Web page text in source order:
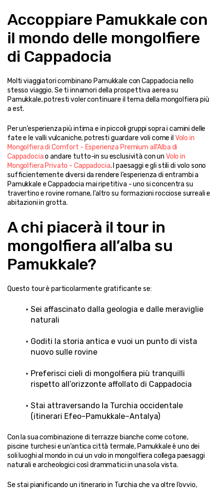
Accoppiare Pamukkale con
il mondo delle mongolfiere
di Cappadocia
Molti viaggiatori combinano Pamukkale con Cappadocia nello
stesso viaggio. Se ti innamori della prospettiva aerea su
Pamukkale, potresti voler continuare il tema della mongolfiera più
a est.
Per un’esperienza più intima e in piccoli gruppi sopra i camini delle
fate e le valli vulcaniche, potresti guardare voli come il Volo in
Mongolfiera di Comfort - Esperienza Premium all'Alba di
Cappadocia o andare tutto-in su esclusività con un Volo in
Mongolfiera Privato - Cappadocia. I paesaggi e gli stili di volo sono
sufficientemente diversi da rendere l’esperienza di entrambi a
Pamukkale e Cappadocia mai ripetitiva - uno si concentra su
travertino e rovine romane, l’altro su formazioni rocciose surreali e
abitazioni in grotta.
A chi piacerà il tour in
mongolfiera all’alba su
Pamukkale?
Questo tour è particolarmente gratificante se:
Sei affascinato dalla geologia e dalle meraviglie
naturali
Goditi la storia antica e vuoi un punto di vista
nuovo sulle rovine
Preferisci cieli di mongolfiera più tranquilli
rispetto all’orizzonte affollato di Cappadocia
Stai attraversando la Turchia occidentale
(itinerari Efeo–Pamukkale–Antalya)
Con la sua combinazione di terrazze bianche come cotone,
piscine turchesi e un’antica città termale, Pamukkale è uno dei
soli luoghi al mondo in cui un volo in mongolfiera collega paesaggi
naturali e archeologici così drammatici in una sola vista.
Se stai pianificando un itinerario in Turchia che va oltre l’ovvio,